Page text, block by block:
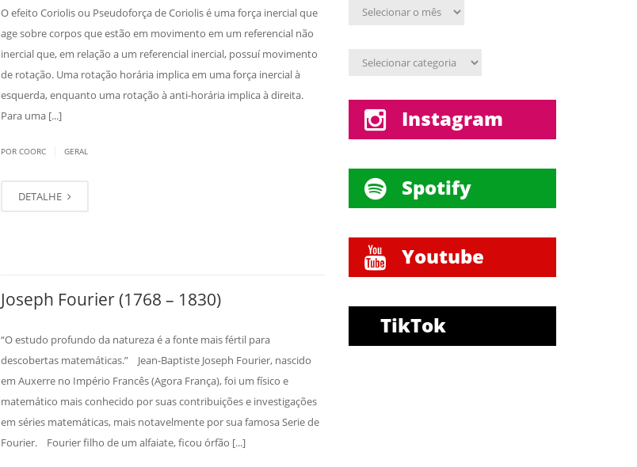
O efeito Coriolis ou Pseudoforça de Coriolis é uma força inercial que
age sobre corpos que estão em movimento em um referencial não
inercial que, em relação a um referencial inercial, possuí movimento
de rotação. Uma rotação horária implica em uma força inercial à
esquerda, enquanto uma rotação à anti-horária implica à direita.
Para uma [...]
POR COORC GERAL
DETALHE
Joseph Fourier (1768 – 1830)
“O estudo profundo da natureza é a fonte mais fértil para
descobertas matemáticas.” Jean-Baptiste Joseph Fourier, nascido
em Auxerre no Império Francês (Agora França), foi um físico e
matemático mais conhecido por suas contribuições e investigações
em séries matemáticas, mais notavelmente por sua famosa Serie de
Fourier. Fourier filho de um alfaiate, ficou órfão [...]
Arquivo
Assunto
Instagram
Spotify
Youtube
TikTok